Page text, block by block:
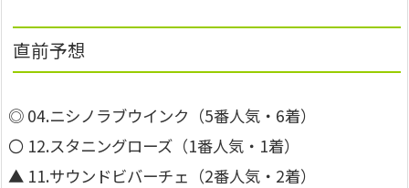
直前予想
◎ 04.ニシノラブウインク（5番人気・6着）
〇 12.スタニングローズ（1番人気・1着）
▲ 11.サウンドビバーチェ（2番人気・2着）